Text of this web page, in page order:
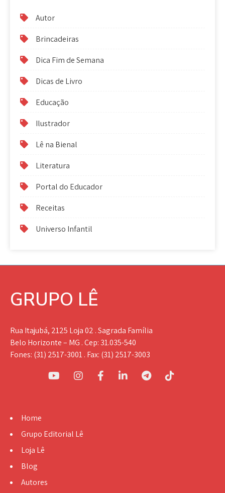
Autor
Brincadeiras
Dica Fim de Semana
Dicas de Livro
Educação
Ilustrador
Lê na Bienal
Literatura
Portal do Educador
Receitas
Universo Infantil
GRUPO LÊ
Rua Itajubá, 2125 Loja 02 . Sagrada Família
Belo Horizonte – MG . Cep: 31.035-540
Fones: (31) 2517-3001 . Fax: (31) 2517-3003
Home
Grupo Editorial Lê
Loja Lê
Blog
Autores